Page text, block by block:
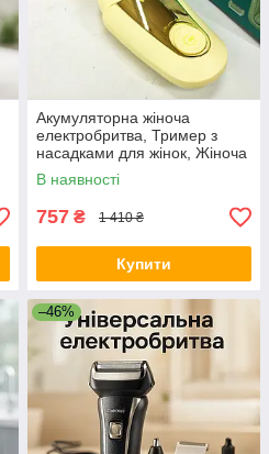
Акумуляторна жіноча
електробритва, Тример з
насадками для жінок, Жіноча
електробритва для гоління
HP-67
В наявності
757 ₴ 1 410 ₴
Купити
–46%